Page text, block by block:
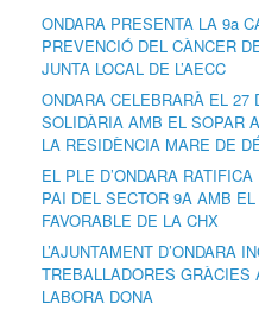
ONDARA PRESENTA LA 9a
PREVENCIÓ DEL CÀNCER
JUNTA LOCAL DE L’AECC
ONDARA CELEBRARÀ EL 27
SOLIDÀRIA AMB EL SOPAR
LA RESIDÈNCIA MARE DE
EL PLE D’ONDARA
PAI DEL SECTOR 9A AMB EL
FAVORABLE DE LA CHX
L’AJUNTAMENT D’ONDARA
TREBALLADORES
LABORA DONA